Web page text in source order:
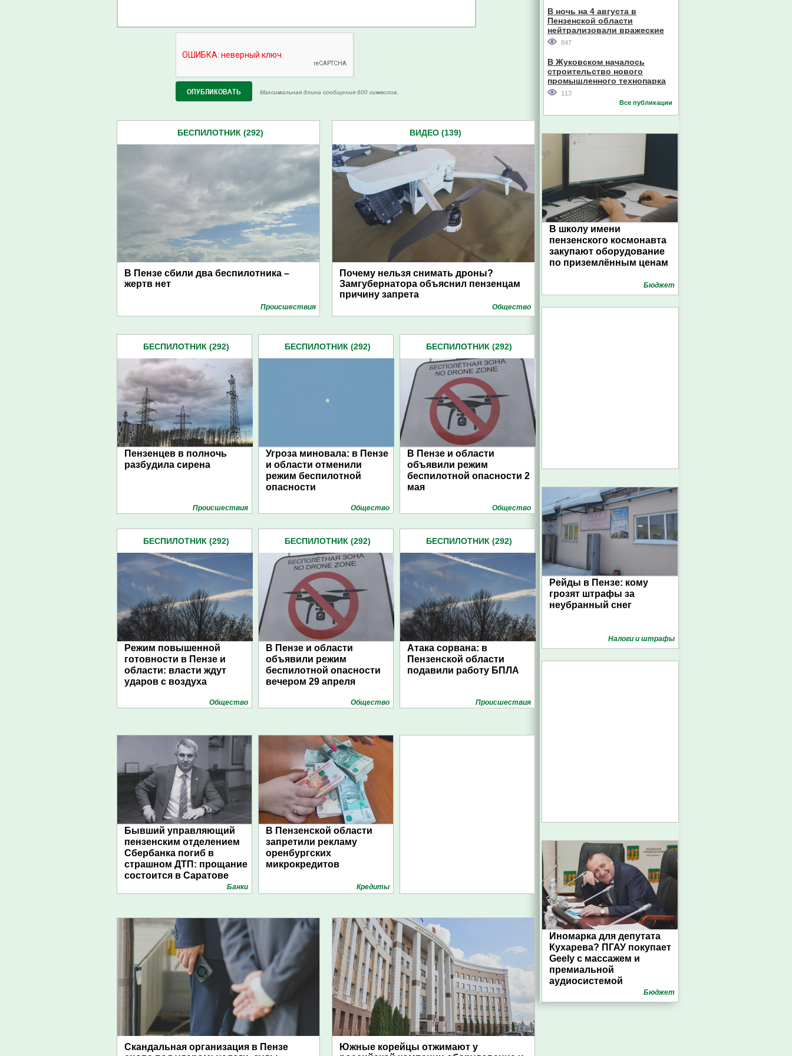
Максимальная длина сообщения 600 символов.
БЕСПИЛОТНИК (292)
В Пензе сбили два беспилотника –
жертв нет
Проиcшествия
ВИДЕО (139)
Почему нельзя снимать дроны?
Замгубернатора объяснил пензенцам
причину запрета
Общество
БЕСПИЛОТНИК (292)
Пензенцев в полночь
разбудила сирена
Проиcшествия
БЕСПИЛОТНИК (292)
Угроза миновала: в Пензе
и области отменили
режим беспилотной
опасности
Общество
БЕСПИЛОТНИК (292)
В Пензе и области
объявили режим
беспилотной опасности 2
мая
Общество
БЕСПИЛОТНИК (292)
Режим повышенной
готовности в Пензе и
области: власти ждут
ударов с воздуха
Общество
БЕСПИЛОТНИК (292)
В Пензе и области
объявили режим
беспилотной опасности
вечером 29 апреля
Общество
БЕСПИЛОТНИК (292)
Атака сорвана: в
Пензенской области
подавили работу БПЛА
Проиcшествия
Бывший управляющий
пензенским отделением
Сбербанка погиб в
страшном ДТП: прощание
состоится в Саратове
Банки
В Пензенской области
запретили рекламу
оренбургских
микрокредитов
Кредиты
Скандальная организация в Пензе
Южные корейцы отжимают у
В ночь на 4 августа в
Пензенской области
нейтрализовали вражеские
дроны
847
В Жуковском началось
строительство нового
промышленного технопарка
113
Все публикации
В школу имени
пензенского космонавта
закупают оборудование
по приземлённым ценам
Бюджет
Рейды в Пензе: кому
грозят штрафы за
неубранный снег
Налоги и штрафы
Иномарка для депутата
Кухарева? ПГАУ покупает
Geely с массажем и
премиальной
аудиосистемой
Бюджет